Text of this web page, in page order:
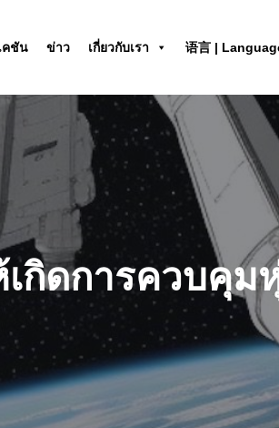
คชัน ข่าว เกี่ยวกับเรา 语言 |
กิดการควบคุม